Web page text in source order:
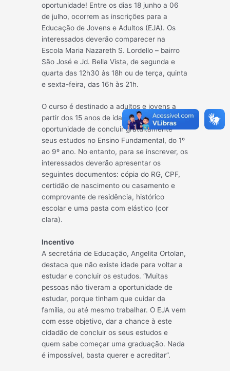
oportunidade! Entre os dias 18 junho a 06
de julho, ocorrem as inscrições para a
Educação de Jovens e Adultos (EJA). Os
interessados deverão comparecer na
Escola Maria Nazareth S. Lordello – bairro
São José e Jd. Bella Vista, de segunda e
quarta das 12h30 às 18h ou de terça, quinta
e sexta-feira, das 16h às 21h.
O curso é destinado a adultos e jovens a
partir dos 15 anos de idade, no qual terão a
oportunidade de concluir gratuitamente
seus estudos no Ensino Fundamental, do 1º
ao 9º ano. No entanto, para se inscrever, os
interessados deverão apresentar os
seguintes documentos: cópia do RG, CPF,
certidão de nascimento ou casamento e
comprovante de residência, histórico
escolar e uma pasta com elástico (cor
clara).
Incentivo
A secretária de Educação, Angelita Ortolan,
destaca que não existe idade para voltar a
estudar e concluir os estudos. “Muitas
pessoas não tiveram a oportunidade de
estudar, porque tinham que cuidar da
família, ou até mesmo trabalhar. O EJA vem
com esse objetivo, dar a chance à este
cidadão de concluir os seus estudos e
quem sabe começar uma graduação. Nada
é impossível, basta querer e acreditar”.